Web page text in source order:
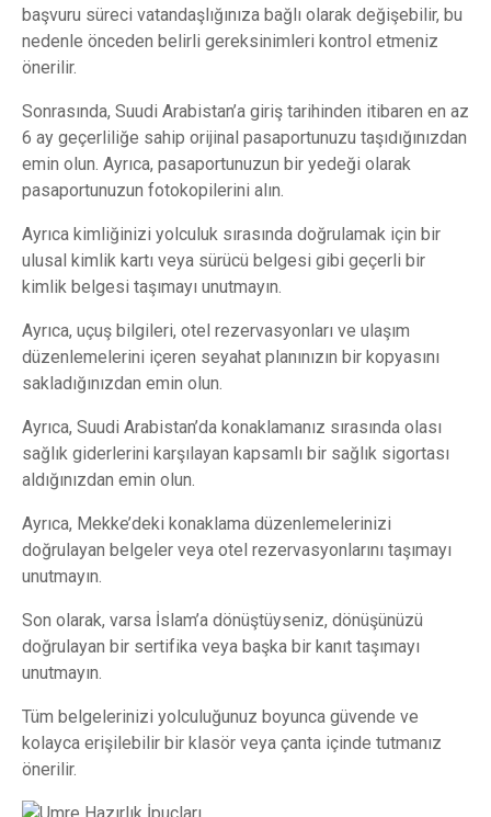
başvuru süreci vatandaşlığınıza bağlı olarak değişebilir, bu
nedenle önceden belirli gereksinimleri kontrol etmeniz
önerilir.
Sonrasında, Suudi Arabistan’a giriş tarihinden itibaren en az
6 ay geçerliliğe sahip orijinal pasaportunuzu taşıdığınızdan
emin olun. Ayrıca, pasaportunuzun bir yedeği olarak
pasaportunuzun fotokopilerini alın.
Ayrıca kimliğinizi yolculuk sırasında doğrulamak için bir
ulusal kimlik kartı veya sürücü belgesi gibi geçerli bir
kimlik belgesi taşımayı unutmayın.
Ayrıca, uçuş bilgileri, otel rezervasyonları ve ulaşım
düzenlemelerini içeren seyahat planınızın bir kopyasını
sakladığınızdan emin olun.
Ayrıca, Suudi Arabistan’da konaklamanız sırasında olası
sağlık giderlerini karşılayan kapsamlı bir sağlık sigortası
aldığınızdan emin olun.
Ayrıca, Mekke’deki konaklama düzenlemelerinizi
doğrulayan belgeler veya otel rezervasyonlarını taşımayı
unutmayın.
Son olarak, varsa İslam’a dönüştüyseniz, dönüşünüzü
doğrulayan bir sertifika veya başka bir kanıt taşımayı
unutmayın.
Tüm belgelerinizi yolculuğunuz boyunca güvende ve
kolayca erişilebilir bir klasör veya çanta içinde tutmanız
önerilir.